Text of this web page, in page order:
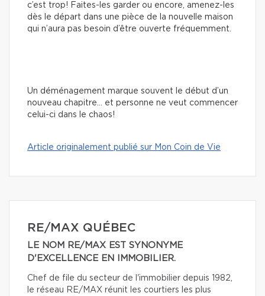
c’est trop! Faites-les garder ou encore, amenez-les
dès le départ dans une pièce de la nouvelle maison
qui n’aura pas besoin d’être ouverte fréquemment.
Un déménagement marque souvent le début d’un
nouveau chapitre… et personne ne veut commencer
celui-ci dans le chaos!
Article originalement publié sur Mon Coin de Vie
RE/MAX QUÉBEC
LE NOM RE/MAX EST SYNONYME
D'EXCELLENCE EN IMMOBILIER.
Chef de file du secteur de l'immobilier depuis 1982,
le réseau RE/MAX réunit les courtiers les plus